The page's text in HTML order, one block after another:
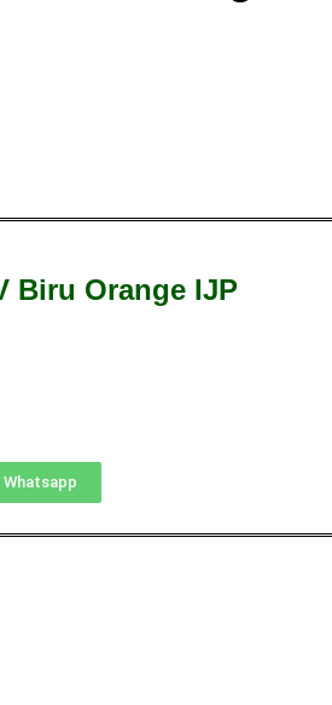
Biru Orange IJP
Whatsapp